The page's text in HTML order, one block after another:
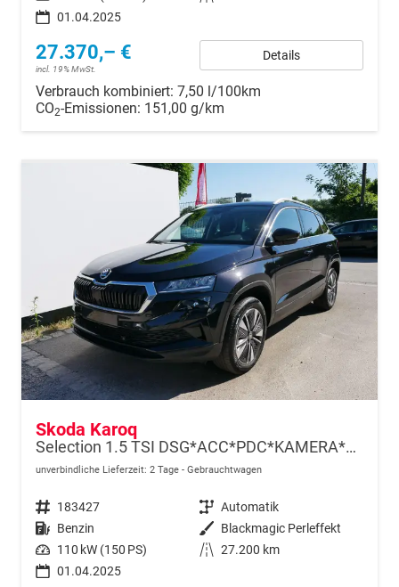
01.04.2025
27.370,– €
incl. 19% MwSt.
Details
Verbrauch kombiniert: 7,50 l/100km
CO2-Emissionen: 151,00 g/km
Skoda Karoq
Selection 1.5 TSI DSG*ACC*PDC*KAMERA*TEMPOMAT*LED*SMARTLINK*KLIMA*RADIO*17-ZOLL
unverbindliche Lieferzeit: 2 Tage Gebrauchtwagen
Fahrzeugnr. 183427 Getriebe Automatik
Kraftstoff Benzin Außenfarbe Blackmagic Perleffekt
Leistung 110 kW (150 PS) Kilometerstand 27.200 km
01.04.2025